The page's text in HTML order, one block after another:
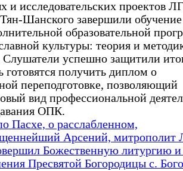
и исследовательских проектов
Шанского завершили обучение
образовательной
культуры: теория и
Слушатели успешно защитили
готовятся получить диплом о
переподготовке, позволяющий
вид профессиональной
ОПК.
Пасхе, о расслабленном,
Арсений, митрополит
Божественную литургию
Пресвятой Богородицы с.